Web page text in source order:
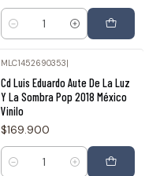
Cantidad
MLC1452690353|
Cd Luis Eduardo Aute De La Luz
Y La Sombra Pop 2018 México
Vinilo
$169.900
Cantidad